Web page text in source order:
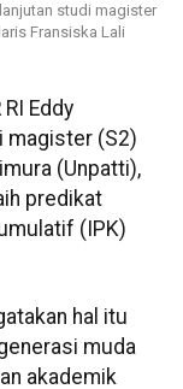
studi magister
Fransiska Lali
Eddy
magister (S2)
(Unpatti),
predikat
(IPK)
hal itu
muda
akademik